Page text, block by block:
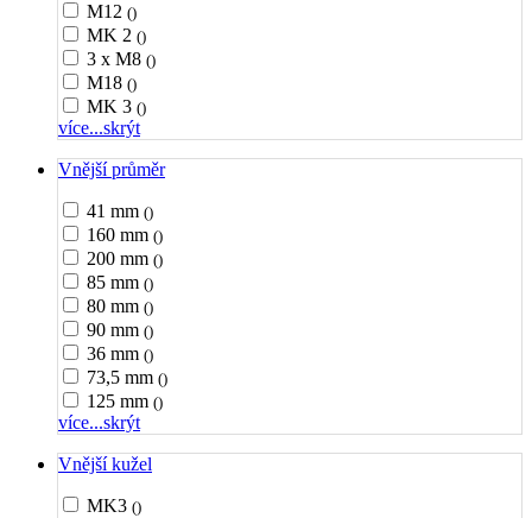
M12 ()
MK 2 ()
3 x M8 ()
M18 ()
MK 3 ()
více...skrýt
Vnější průměr
41 mm ()
160 mm ()
200 mm ()
85 mm ()
80 mm ()
90 mm ()
36 mm ()
73,5 mm ()
125 mm ()
více...skrýt
Vnější kužel
MK3 ()